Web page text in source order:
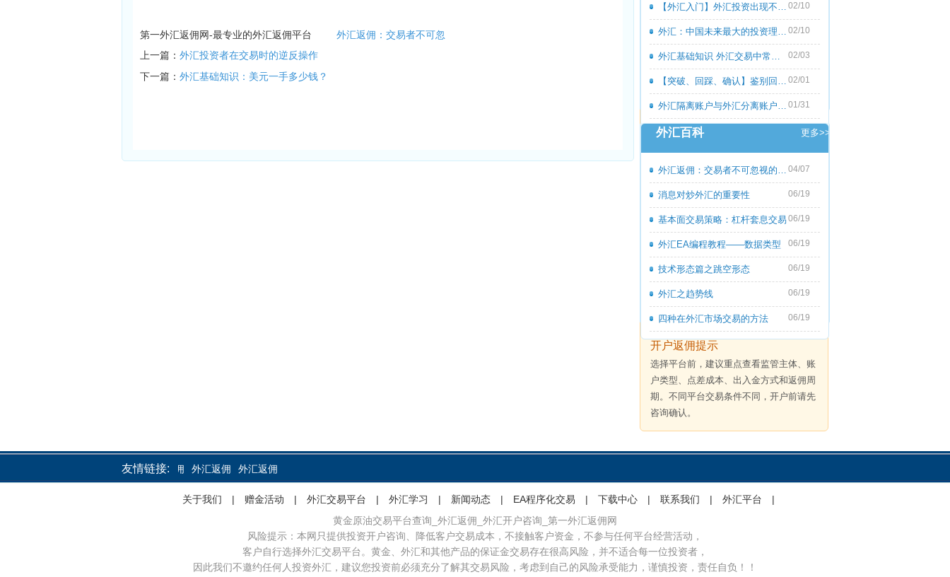
第一外汇返佣网-最专业的外汇返佣平台
外汇返佣：交易者不可忽
上一篇： 外汇投资者在交易时的逆反操作
下一篇： 外汇基础知识：美元一手多少钱？
【外汇入门】外汇投资出现不良心态的原 02/10
外汇：中国未来最大的投资理财市场 02/10
外汇基础知识 外汇交易中常见的外汇专用 02/03
【突破、回踩、确认】鉴别回撤和倒退 02/01
外汇隔离账户与外汇分离账户的区别 01/31
外汇百科 更多>>
外汇返佣：交易者不可忽视的隐藏收益 04/07
消息对炒外汇的重要性 06/19
基本面交易策略：杠杆套息交易 06/19
外汇EA编程教程――数据类型 06/19
技术形态篇之跳空形态 06/19
外汇之趋势线 06/19
四种在外汇市场交易的方法 06/19
开户返佣提示
选择平台前，建议重点查看监管主体、账
户类型、点差成本、出入金方式和返佣周
期。不同平台交易条件不同，开户前请先
咨询确认。
友情链接:
外汇返佣 外汇返佣 外汇返佣
关于我们 | 赠金活动 | 外汇交易平台 | 外汇学习 | 新闻动态 | EA程序化交易 | 下载中心 | 联系我们 | 外汇平台
|
黄金原油交易平台查询_外汇返佣_外汇开户咨询_第一外汇返佣网
风险提示：本网只提供投资开户咨询、降低客户交易成本，不接触客户资金，不参与任何平台经营活动，
客户自行选择外汇交易平台。黄金、外汇和其他产品的保证金交易存在很高风险，并不适合每一位投资者，
因此我们不邀约任何人投资外汇，建议您投资前必须充分了解其交易风险，考虑到自己的风险承受能力，谨慎投资，责任自负！！